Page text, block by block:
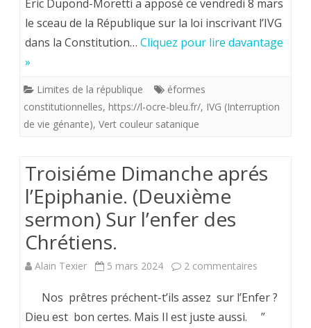
l’IVG
scellée
vert,
la
Éric Dupond-Moretti a apposé ce vendredi 8 mars
le sceau de la République sur la loi inscrivant l’IVG
dans la Constitution… Cliquez pour lire davantage
»
Limites de la république
éformes
constitutionnelles, https://l-ocre-bleu.fr/, IVG (Interruption
de vie génante), Vert couleur satanique
Troisiéme Dimanche aprés
l’Epiphanie. (Deuxième
sermon) Sur l’enfer des
Chrétiens.
Alain Texier 5 mars 2024 2 commentaires
Dimanche
Nos prêtres préchent-t’ils assez sur l’Enfer ?
Dieu est bon certes. Mais Il est juste aussi. ”